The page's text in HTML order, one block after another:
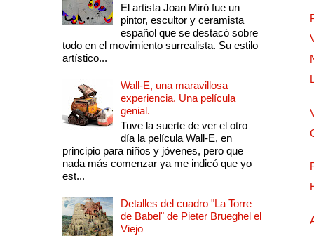
El artista Joan Miró fue un
pintor, escultor y ceramista
español que se destacó sobre
todo en el movimiento surrealista. Su estilo
artístico...
Wall-E, una maravillosa
experiencia. Una película
genial.
Tuve la suerte de ver el otro
día la película Wall-E, en
principio para niños y jóvenes, pero que
nada más comenzar ya me indicó que yo
est...
Detalles del cuadro "La Torre
de Babel" de Pieter Brueghel el
Viejo